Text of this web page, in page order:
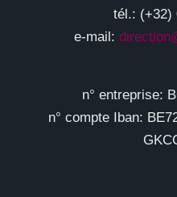
tél.: (+32)
e-mail:
n° entreprise:
n° compte Iban: